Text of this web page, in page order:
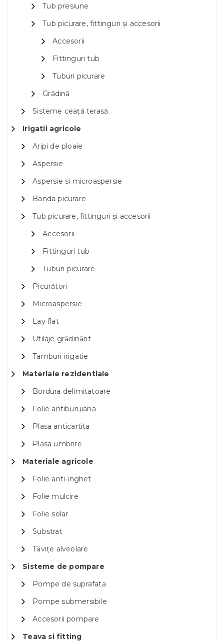
Tub presiune
Tub picurare, fittinguri și accesorii
Accesorii
Fittinguri tub
Tuburi picurare
Grădină
Sisteme ceață terasă
Irigatii agricole
Aripi de ploaie
Aspersie
Aspersie si microaspersie
Banda picurare
Tub picurare, fittinguri și accesorii
Accesorii
Fittinguri tub
Tuburi picurare
Picurători
Microaspersie
Lay flat
Utilaje grădinărit
Tamburi irigatie
Materiale rezidentiale
Bordura delimitatoare
Folie antiburuiana
Plasa anticartita
Plasa umbrire
Materiale agricole
Folie anti-inghet
Folie mulcire
Folie solar
Substrat
Tăvițe alveolare
Sisteme de pompare
Pompe de suprafata
Pompe submersibile
Accesorii pompare
Teava si fitting